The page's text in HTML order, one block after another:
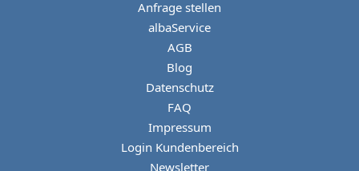
Anfrage stellen
albaService
AGB
Blog
Datenschutz
FAQ
Impressum
Login Kundenbereich
Newsletter